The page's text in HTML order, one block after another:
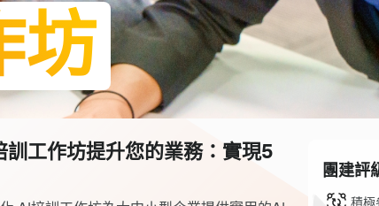
坊
工作坊提升您的業務：實現5
團建評
積極